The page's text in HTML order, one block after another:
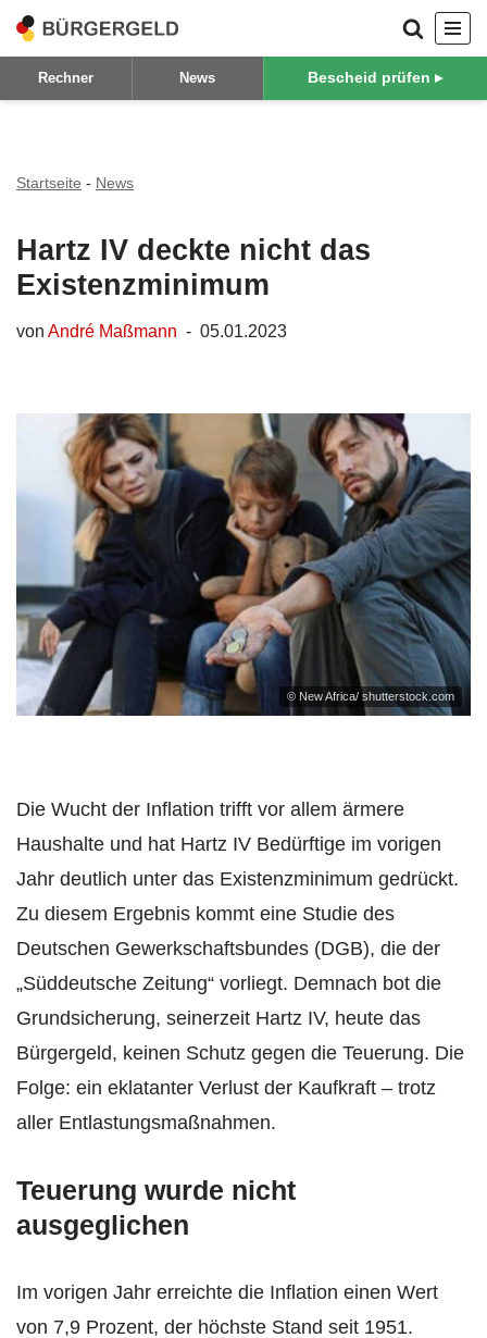
Zum
Inhalt
Rechner News Bescheid prüfen ▸
Startseite - News
Hartz IV deckte nicht das
Existenzminimum
von André Maßmann 05.01.2023
© New Africa/ shutterstock.com
Die Wucht der Inflation trifft vor allem ärmere
Haushalte und hat Hartz IV Bedürftige im vorigen
Jahr deutlich unter das Existenzminimum gedrückt.
Zu diesem Ergebnis kommt eine Studie des
Deutschen Gewerkschaftsbundes (DGB), die der
„Süddeutsche Zeitung“ vorliegt. Demnach bot die
Grundsicherung, seinerzeit Hartz IV, heute das
Bürgergeld, keinen Schutz gegen die Teuerung. Die
Folge: ein eklatanter Verlust der Kaufkraft – trotz
aller Entlastungsmaßnahmen.
Teuerung wurde nicht
ausgeglichen
Im vorigen Jahr erreichte die Inflation einen Wert
von 7,9 Prozent, der höchste Stand seit 1951.